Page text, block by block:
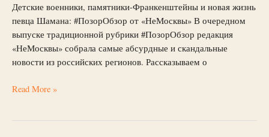
Детские военники, памятники-Франкенштейны и новая жизнь
певца Шамана: #ПозорОбзор от «НеМосквы» В очередном
выпуске традиционной рубрики #ПозорОбзор редакция
«НеМосквы» собрала самые абсурдные и скандальные
новости из российских регионов. Рассказываем о
сожженные
штаны
Шамана
Read More »